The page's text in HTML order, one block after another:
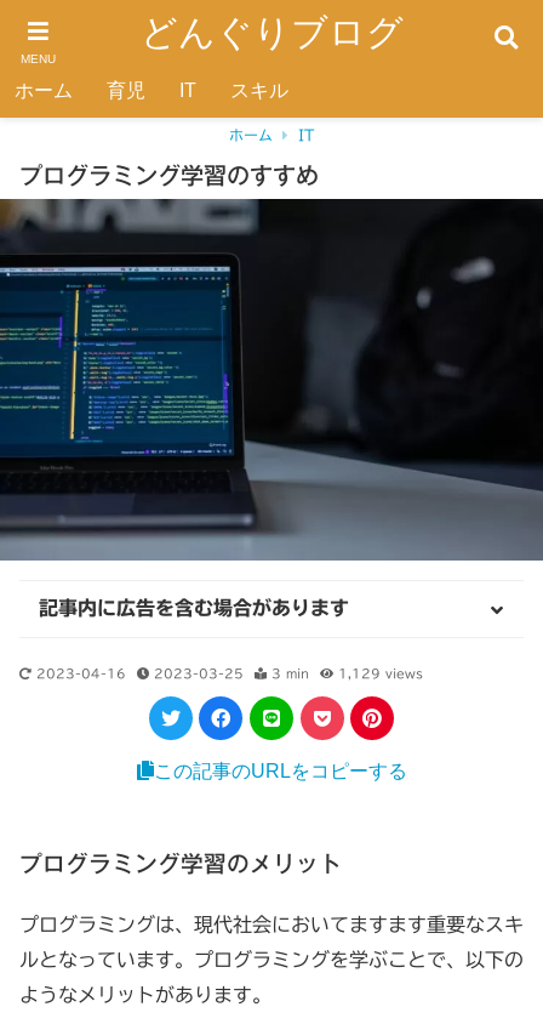
MENU
どんぐりブログ
ホーム 育児 IT スキル
ホーム IT
プログラミング学習のすすめ
2023-04-16 2023-03-25 3 min 1,129 views
記事内に広告を含む場合があります
この記事のURLをコピーする
プログラミング学習のメリット
プログラミングは、現代社会においてますます重要なスキ
ルとなっています。プログラミングを学ぶことで、以下の
ようなメリットがあります。